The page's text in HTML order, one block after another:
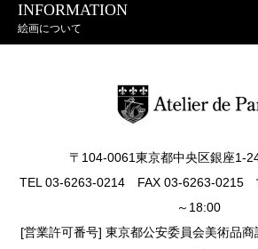
INFORMATION
絵画について
〒104-0061東京都中央区銀座1-
TEL 03-6263-0214 FAX 03-6263-0215
～18:00
[営業許可番号] 東京都公安委員会美術品